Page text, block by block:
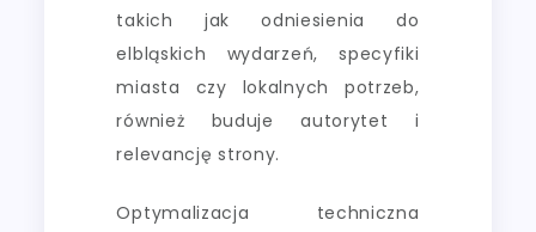
takich jak odniesienia do
elbląskich wydarzeń, specyfiki
miasta czy lokalnych potrzeb,
również buduje autorytet i
relevancję strony.
Optymalizacja techniczna